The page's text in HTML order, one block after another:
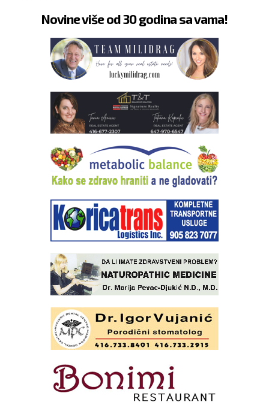
Novine više od 30 godina sa vama!